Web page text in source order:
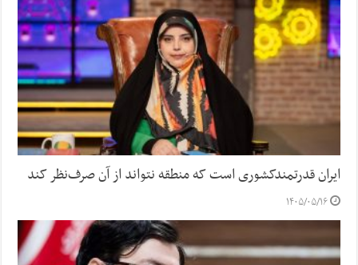
ایران قدرتمندکشوری است که منطقه نتواند از آن صرف‌نظر کند
۱۴۰۵/۰۵/۱۶